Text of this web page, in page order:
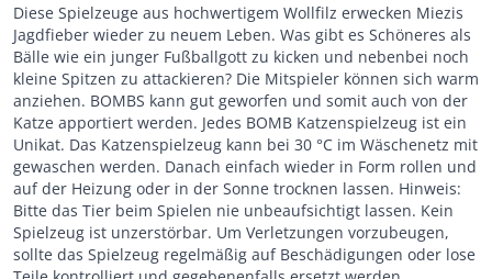
Diese Spielzeuge aus hochwertigem Wollfilz erwecken Miezis
Jagdfieber wieder zu neuem Leben. Was gibt es Schöneres als
Bälle wie ein junger Fußballgott zu kicken und nebenbei noch
kleine Spitzen zu attackieren? Die Mitspieler können sich warm
anziehen. BOMBS kann gut geworfen und somit auch von der
Katze apportiert werden. Jedes BOMB Katzenspielzeug ist ein
Unikat. Das Katzenspielzeug kann bei 30 °C im Wäschenetz mit
gewaschen werden. Danach einfach wieder in Form rollen und
auf der Heizung oder in der Sonne trocknen lassen. Hinweis:
Bitte das Tier beim Spielen nie unbeaufsichtigt lassen. Kein
Spielzeug ist unzerstörbar. Um Verletzungen vorzubeugen,
sollte das Spielzeug regelmäßig auf Beschädigungen oder lose